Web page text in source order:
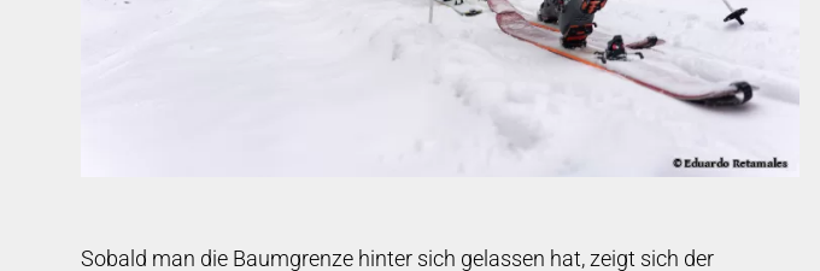
Sobald man die Baumgrenze hinter sich gelassen hat, zeigt sich der